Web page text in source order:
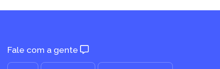
Fale com a gente